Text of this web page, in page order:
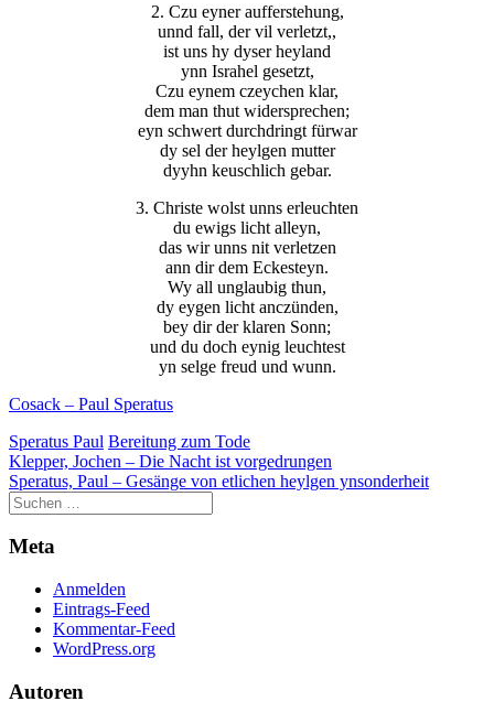
2. Czu eyner aufferstehung,
unnd fall, der vil verletzt,,
ist uns hy dyser heyland
ynn Israhel gesetzt,
Czu eynem czeychen klar,
dem man thut widersprechen;
eyn schwert durchdringt fürwar
dy sel der heylgen mutter
dyyhn keuschlich gebar.
3. Christe wolst unns erleuchten
du ewigs licht alleyn,
das wir unns nit verletzen
ann dir dem Eckesteyn.
Wy all unglaubig thun,
dy eygen licht anczünden,
bey dir der klaren Sonn;
und du doch eynig leuchtest
yn selge freud und wunn.
Cosack – Paul Speratus
Speratus Paul Bereitung zum Tode
Beitragsnavigation
Klepper, Jochen – Die Nacht ist vorgedrungen
Speratus, Paul – Gesänge von etlichen heylgen ynsonderheit
Meta
Anmelden
Eintrags-Feed
Kommentar-Feed
WordPress.org
Autoren